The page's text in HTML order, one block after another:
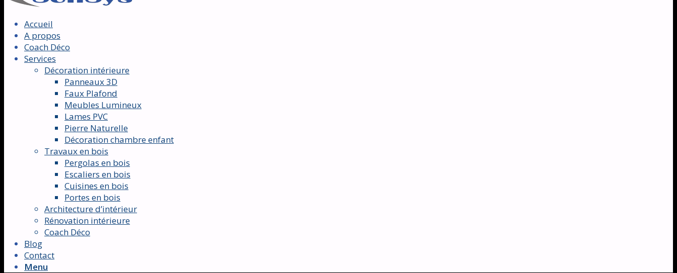
Accueil
A propos
Coach Déco
Services
Décoration intérieure
Panneaux 3D
Faux Plafond
Meubles Lumineux
Lames PVC
Pierre Naturelle
Décoration chambre enfant
Travaux en bois
Pergolas en bois
Escaliers en bois
Cuisines en bois
Portes en bois
Architecture d’intérieur
Rénovation intérieure
Coach Déco
Blog
Contact
Menu